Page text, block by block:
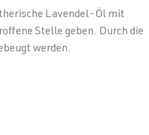
Lavendel-Öl mit
Stelle geben. Durch die
werden.